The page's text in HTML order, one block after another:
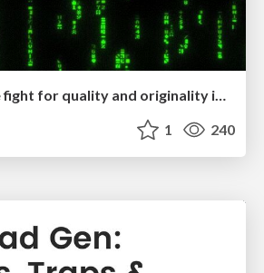
Game over? The fight for quality and originality in the time of robots
1 240